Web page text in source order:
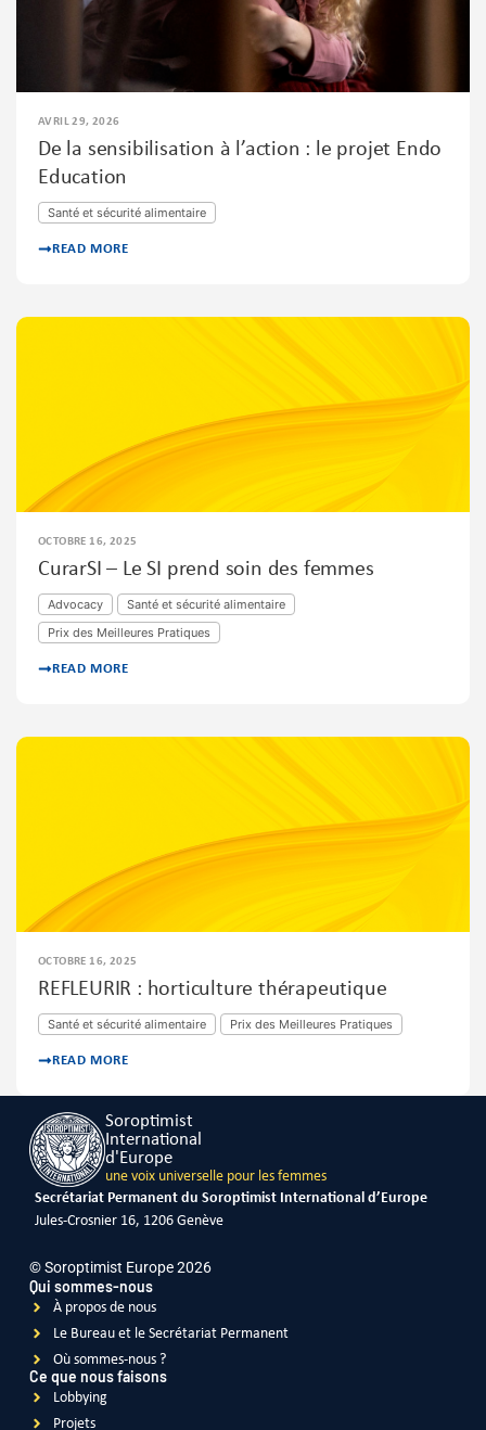
AVRIL 29, 2026
De la sensibilisation à l’action : le projet Endo
Education
Santé et sécurité alimentaire
READ MORE
OCTOBRE 16, 2025
CurarSI – Le SI prend soin des femmes
Advocacy
Santé et sécurité alimentaire
Prix des Meilleures Pratiques
READ MORE
OCTOBRE 16, 2025
REFLEURIR : horticulture thérapeutique
Santé et sécurité alimentaire Prix des Meilleures Pratiques
READ MORE
Soroptimist
International
d'Europe
une voix universelle pour les femmes
Secrétariat Permanent du Soroptimist International d’Europe
Jules-Crosnier 16, 1206 Genève
© Soroptimist Europe 2026
Qui sommes-nous
À propos de nous
Le Bureau et le Secrétariat Permanent
Où sommes-nous ?
Ce que nous faisons
Lobbying
Projets